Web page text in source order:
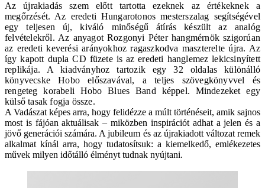
Az újrakiadás szem előtt tartotta ezeknek az értékeknek a
megőrzését. Az eredeti Hungarotonos mesterszalag segítségével
egy teljesen új, kiváló minőségű átírás készült az analóg
felvételekről. Az anyagot Rozgonyi Péter hangmérnök szigorúan
az eredeti keverési arányokhoz ragaszkodva maszterelte újra. Az
így kapott dupla CD füzete is az eredeti hanglemez lekicsinyített
replikája. A kiadványhoz tartozik egy 32 oldalas különálló
könyvecske Hobo előszavával, a teljes szövegkönyvvel és
rengeteg korabeli Hobo Blues Band képpel. Mindezeket egy
külső tasak fogja össze.
A Vadászat képes arra, hogy felidézze a múlt történéseit, amik sajnos
most is fájóan aktuálisak – miközben inspirációt adhat a jelen és a
jövő generációi számára. A jubileum és az újrakiadott változat remek
alkalmat kínál arra, hogy tudatosítsuk: a kiemelkedő, emlékezetes
művek milyen időtálló élményt tudnak nyújtani.